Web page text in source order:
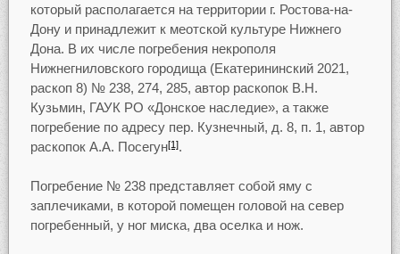
который располагается на территории г. Ростова-на-
Дону и принадлежит к меотской культуре Нижнего
Дона. В их числе погребения некрополя
Нижнегниловского городища (Екатерининский 2021,
раскоп 8) № 238, 274, 285, автор раскопок В.Н.
Кузьмин, ГАУК РО «Донское наследие», а также
погребение по адресу пер. Кузнечный, д. 8, п. 1, автор
раскопок А.А. Посегун[1].
Погребение № 238 представляет собой яму с
заплечиками, в которой помещен головой на север
погребенный, у ног миска, два оселка и нож.